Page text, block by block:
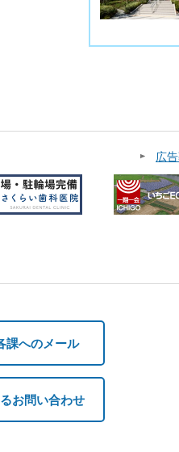
広
課へのメール
お問い合わせ